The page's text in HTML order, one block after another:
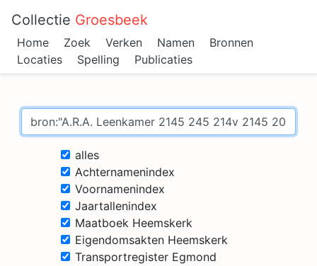
Collectie Groesbeek
Home Zoek Verken Namen
Bronnen
Locaties
Spelling Publicaties
alles
Achternamenindex
Voornamenindex
Jaartallenindex
Maatboek Heemskerk
Eigendomsakten Heemskerk
Transportregister Egmond